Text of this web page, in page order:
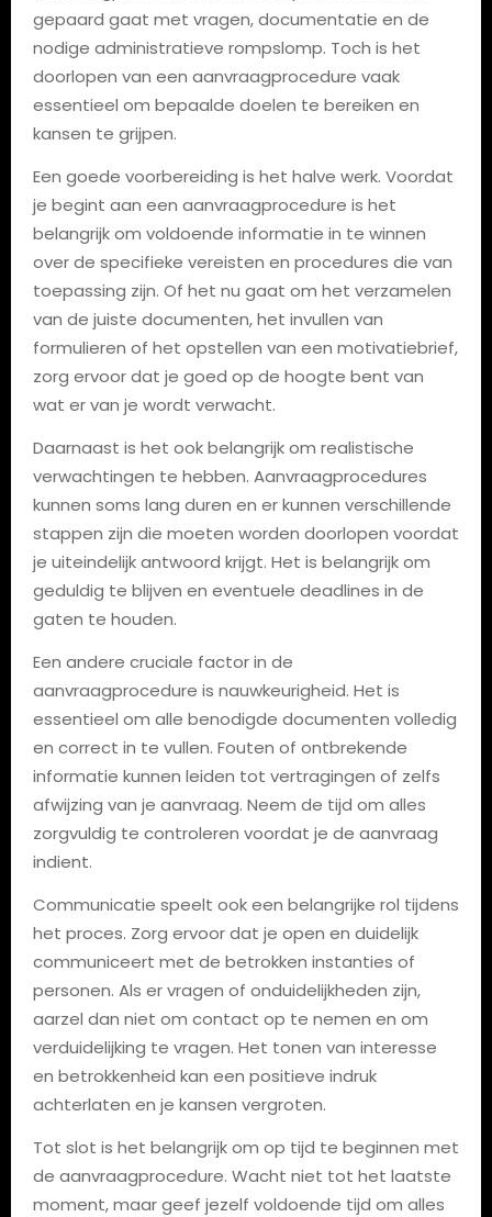
gepaard gaat met vragen, documentatie en de
nodige administratieve rompslomp. Toch is het
doorlopen van een aanvraagprocedure vaak
essentieel om bepaalde doelen te bereiken en
kansen te grijpen.
Een goede voorbereiding is het halve werk. Voordat
je begint aan een aanvraagprocedure is het
belangrijk om voldoende informatie in te winnen
over de specifieke vereisten en procedures die van
toepassing zijn. Of het nu gaat om het verzamelen
van de juiste documenten, het invullen van
formulieren of het opstellen van een motivatiebrief,
zorg ervoor dat je goed op de hoogte bent van
wat er van je wordt verwacht.
Daarnaast is het ook belangrijk om realistische
verwachtingen te hebben. Aanvraagprocedures
kunnen soms lang duren en er kunnen verschillende
stappen zijn die moeten worden doorlopen voordat
je uiteindelijk antwoord krijgt. Het is belangrijk om
geduldig te blijven en eventuele deadlines in de
gaten te houden.
Een andere cruciale factor in de
aanvraagprocedure is nauwkeurigheid. Het is
essentieel om alle benodigde documenten volledig
en correct in te vullen. Fouten of ontbrekende
informatie kunnen leiden tot vertragingen of zelfs
afwijzing van je aanvraag. Neem de tijd om alles
zorgvuldig te controleren voordat je de aanvraag
indient.
Communicatie speelt ook een belangrijke rol tijdens
het proces. Zorg ervoor dat je open en duidelijk
communiceert met de betrokken instanties of
personen. Als er vragen of onduidelijkheden zijn,
aarzel dan niet om contact op te nemen en om
verduidelijking te vragen. Het tonen van interesse
en betrokkenheid kan een positieve indruk
achterlaten en je kansen vergroten.
Tot slot is het belangrijk om op tijd te beginnen met
de aanvraagprocedure. Wacht niet tot het laatste
moment, maar geef jezelf voldoende tijd om alles